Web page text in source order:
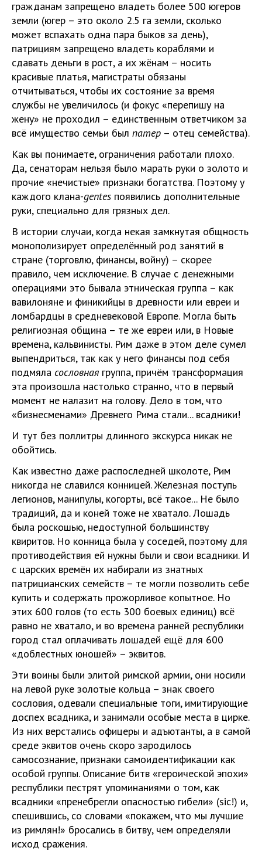
гражданам запрещено владеть более 500 югеров
земли (югер – это около 2.5 га земли, сколько
может вспахать одна пара быков за день),
патрициям запрещено владеть кораблями и
сдавать деньги в рост, а их жёнам – носить
красивые платья, магистраты обязаны
отчитываться, чтобы их состояние за время
службы не увеличилось (и фокус «перепишу на
жену» не проходил – единственным ответчиком за
всё имущество семьи был патер – отец семейства).
Как вы понимаете, ограничения работали плохо.
Да, сенаторам нельзя было марать руки о золото и
прочие «нечистые» признаки богатства. Поэтому у
каждого клана-gentes появились дополнительные
руки, специально для грязных дел.
В истории случаи, когда некая замкнутая общность
монополизирует определённый род занятий в
стране (торговлю, финансы, войну) – скорее
правило, чем исключение. В случае с денежными
операциями это бывала этническая группа – как
вавилоняне и финикийцы в древности или евреи и
ломбардцы в средневековой Европе. Могла быть
религиозная община – те же евреи или, в Новые
времена, кальвинисты. Рим даже в этом деле сумел
выпендриться, так как у него финансы под себя
подмяла сословная группа, причём трансформация
эта произошла настолько странно, что в первый
момент не налазит на голову. Дело в том, что
«бизнесменами» Древнего Рима стали... всадники!
И тут без поллитры длинного экскурса никак не
обойтись.
Как известно даже распоследней школоте, Рим
никогда не славился конницей. Железная поступь
легионов, манипулы, когорты, всё такое... Не было
традиций, да и коней тоже не хватало. Лошадь
была роскошью, недоступной большинству
квиритов. Но конница была у соседей, поэтому для
противодействия ей нужны были и свои всадники. И
с царских времён их набирали из знатных
патрицианских семейств – те могли позволить себе
купить и содержать прожорливое копытное. Но
этих 600 голов (то есть 300 боевых единиц) всё
равно не хватало, и во времена ранней республики
город стал оплачивать лошадей ещё для 600
«доблестных юношей» – эквитов.
Эти воины были элитой римской армии, они носили
на левой руке золотые кольца – знак своего
сословия, одевали специальные тоги, имитирующие
доспех всадника, и занимали особые места в цирке.
Из них верстались офицеры и адъютанты, а в самой
среде эквитов очень скоро зародилось
самосознание, признаки самоидентификации как
особой группы. Описание битв «героической эпохи»
республики пестрят упоминаниями о том, как
всадники «пренебрегли опасностью гибели» (sic!) и,
спешившись, со словами «покажем, что мы лучшие
из римлян!» бросались в битву, чем определяли
исход сражения.